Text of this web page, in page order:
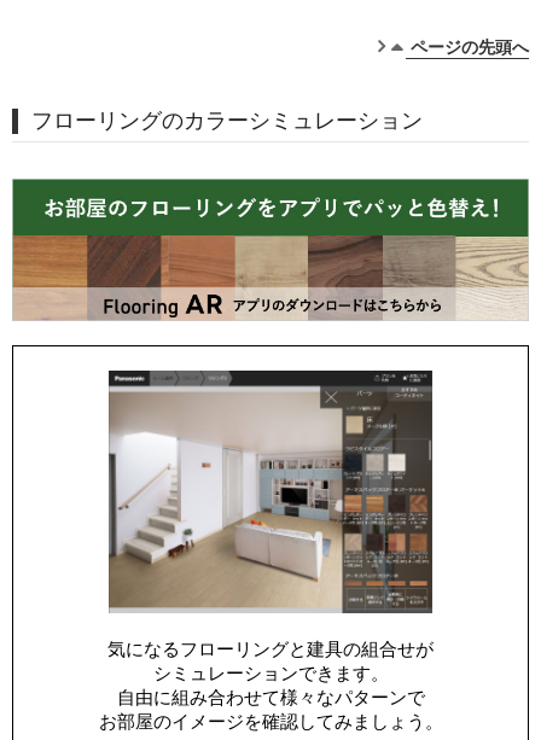
ページの先頭へ
フローリングのカラーシミュレーション
気になるフローリングと建具の組合せが
シミュレーションできます。
自由に組み合わせて様々なパターンで
お部屋のイメージを確認してみましょう。